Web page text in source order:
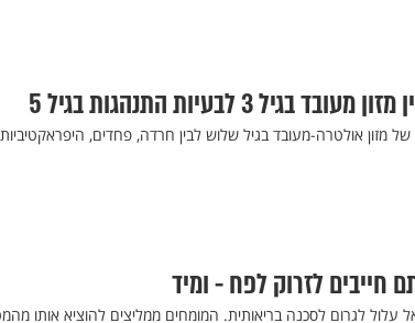
3 לבעיות התנהגות בגיל 5
מזון אולטרה-מעובד בגיל שלוש לבין חרדה, פחדים, היפראקטיביות
לזרוק לפח - ומיד
לגרום לסכנה בריאותית. המומחים ממליצים להוציא אותו